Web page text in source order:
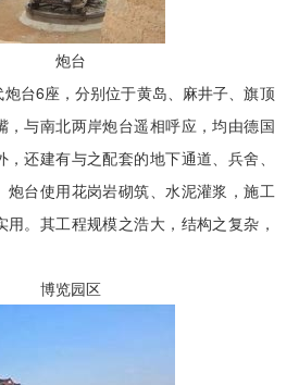
炮台
台6座，分别位于黄岛、麻井子、旗顶
，与南北两岸炮台遥相呼应，均由德国
还建有与之配套的地下通道、兵舍、
炮台使用花岗岩砌筑、水泥灌浆，施工
。其工程规模之浩大，结构之复杂，
博览园区